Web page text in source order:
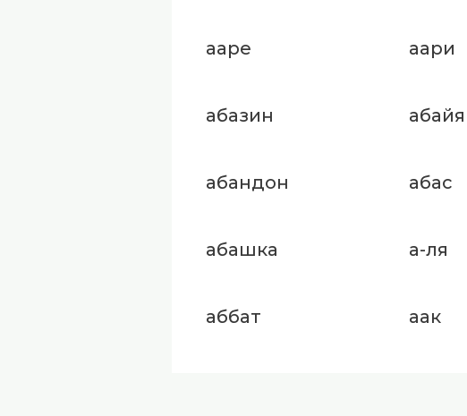
ааре аари
абазин абайя
абандон абас
абашка а-ля
аббат аак